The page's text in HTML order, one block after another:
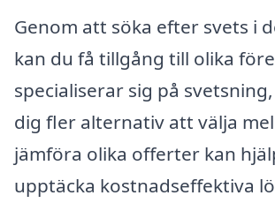
Genom att söka efter svets i
kan du få tillgång till olika
specialiserar sig på
dig fler alternativ att välja
jämföra olika offerter kan
upptäcka kostnadseffektiva